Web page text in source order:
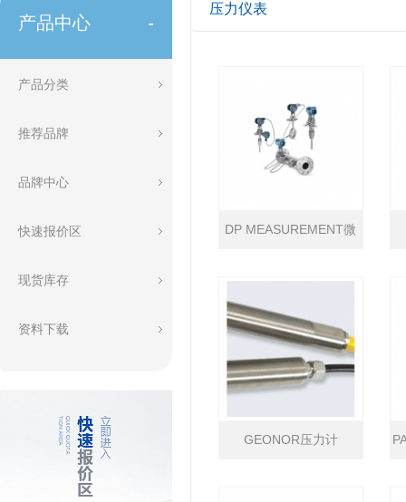
产品中心 -
产品分类
推荐品牌
品牌中心
快速报价区
现货库存
资料下载
压力仪表
DP MEASUREMENT微
GEONOR压力计